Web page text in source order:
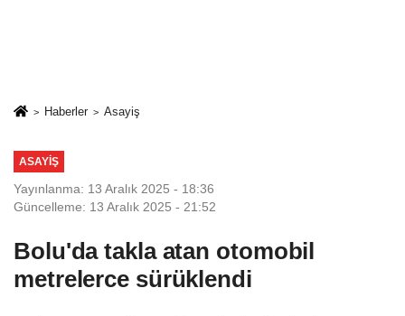
Haberler Asayiş
ASAYIŞ
Yayınlanma: 13 Aralık 2025 - 18:36
Güncelleme: 13 Aralık 2025 - 21:52
Bolu'da takla atan otomobil
metrelerce sürüklendi